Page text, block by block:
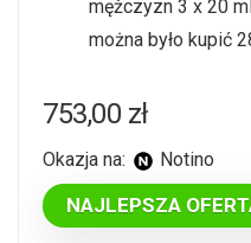
mężczyzn 3 x 20
można było kupić
753,00 zł
Okazja na: Notino
NAJLEPSZA